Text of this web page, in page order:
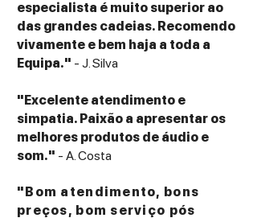
Removable magnetic grille
Dimensions (H × W × D)
184 mm × 476 mm × 199 mm
(7.25" × 18.75" × 7.81")
6.8 kg (15 lbs)
especialista é muito superior ao
das grandes cadeias. Recomendo
vivamente e bem haja a toda a
Equipa." - J. Silva
"Excelente atendimento e
simpatia. Paixão a apresentar os
melhores produtos de áudio e
som." - A. Costa
"Bom atendimento, bons
preços, bom serviço pós